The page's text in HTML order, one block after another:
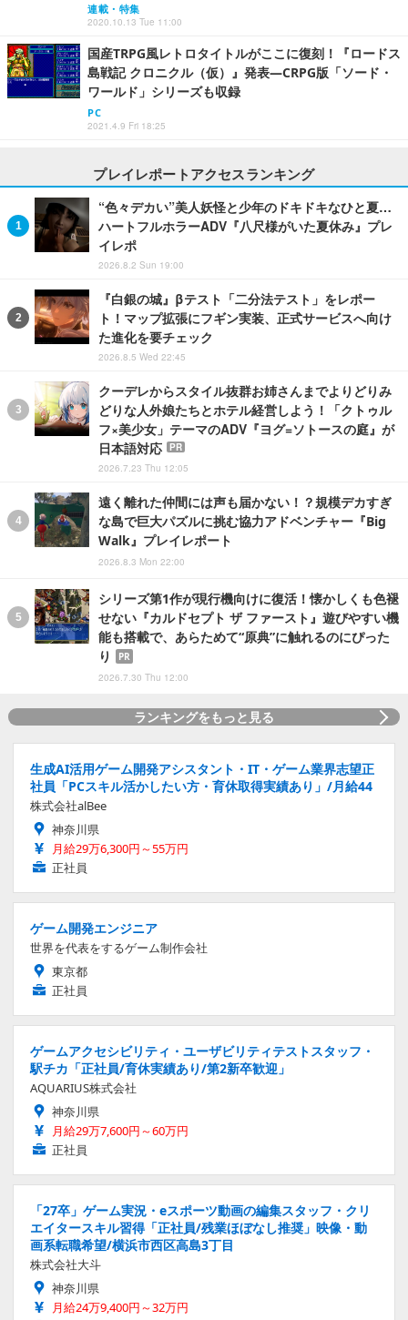
連載・特集
2020.10.13 Tue 11:00
国産TRPG風レトロタイトルがここに復刻！『ロードス
島戦記 クロニクル（仮）』発表―CRPG版「ソード・
ワールド」シリーズも収録
PC
2021.4.9 Fri 18:25
プレイレポートアクセスランキング
“色々デカい”美人妖怪と少年のドキドキなひと夏…
ハートフルホラーADV『八尺様がいた夏休み』プレ
イレポ
2026.8.2 Sun 19:00
『白銀の城』βテスト「二分法テスト」をレポー
ト！マップ拡張にフギン実装、正式サービスへ向け
た進化を要チェック
2026.8.5 Wed 22:45
クーデレからスタイル抜群お姉さんまでよりどりみ
どりな人外娘たちとホテル経営しよう！「クトゥル
フ×美少女」テーマのADV『ヨグ=ソトースの庭』が
日本語対応
PR
2026.7.23 Thu 12:05
遠く離れた仲間には声も届かない！？規模デカすぎ
な島で巨大パズルに挑む協力アドベンチャー『Big
Walk』プレイレポート
2026.8.3 Mon 22:00
シリーズ第1作が現行機向けに復活！懐かしくも色褪
せない『カルドセプト ザ ファースト』遊びやすい機
能も搭載で、あらためて“原典”に触れるのにぴった
り
PR
2026.7.30 Thu 12:00
ランキングをもっと見る
生成AI活用ゲーム開発アシスタント・IT・ゲーム業界志望正
社員「PCスキル活かしたい方・育休取得実績あり」/月給44
株式会社alBee
神奈川県
月給29万6,300円～55万円
正社員
ゲーム開発エンジニア
世界を代表をするゲーム制作会社
東京都
正社員
ゲームアクセシビリティ・ユーザビリティテストスタッフ・
駅チカ「正社員/育休実績あり/第2新卒歓迎」
AQUARIUS株式会社
神奈川県
月給29万7,600円～60万円
正社員
「27卒」ゲーム実況・eスポーツ動画の編集スタッフ・クリ
エイタースキル習得「正社員/残業ほぼなし推奨」映像・動
画系転職希望/横浜市西区高島3丁目
株式会社大斗
神奈川県
月給24万9,400円～32万円